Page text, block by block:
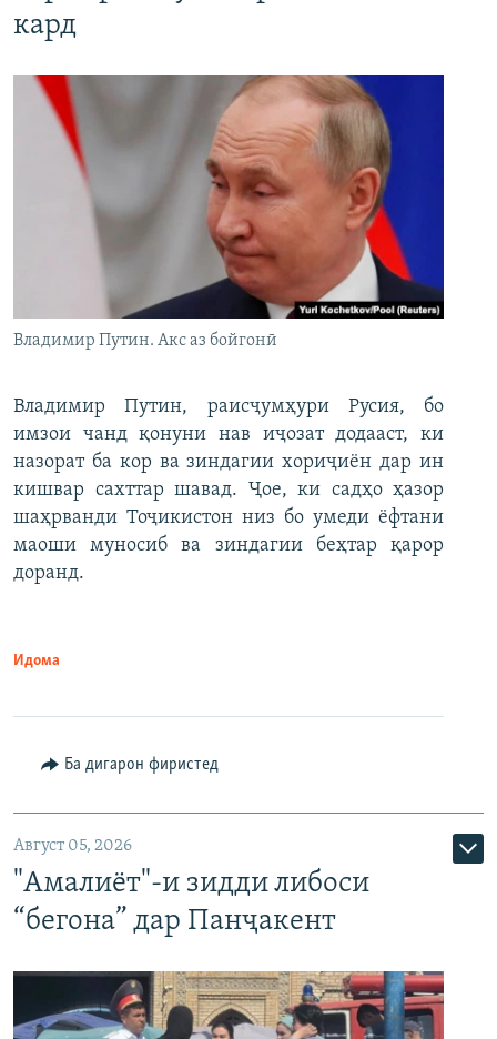
кард
Владимир Путин. Акс аз бойгонӣ
Владимир Путин, раисҷумҳури Русия, бо
имзои чанд қонуни нав иҷозат додааст, ки
назорат ба кор ва зиндагии хориҷиён дар ин
кишвар сахттар шавад. Ҷое, ки садҳо ҳазор
шаҳрванди Тоҷикистон низ бо умеди ёфтани
маоши муносиб ва зиндагии беҳтар қарор
доранд.
Идома
Ба дигарон фиристед
Август 05, 2026
"Амалиёт"-и зидди либоси
“бегона” дар Панҷакент